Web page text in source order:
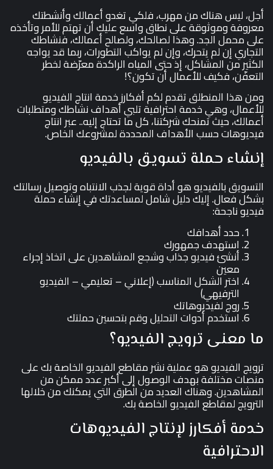
أجل، ليس هناك من مهرب، فلكي تغدو أعمالك وأنشطتك
معروفة وموثوقة على نطاق واسع عليك أن تهتم للأمر وتأخذه
على محمل الجد. وهذا لصالحك، ولصالح أعمالك، فنشاطك
التجاري إن لم يتحرك، وإن لم يواكب التطورات، ربما قد يواجه
الكثير من المشاكل، إذ حتى المياه الراكدة معرّضة لخطر
التعفّن، فكيف للأعمال أن تكون؟!
ومن هذا المنطلق تقدم لكم أفكارز خدمة انتاج الفيديو
للأعمال، وهي خدمة احترافية تلبي أهداف نشاطك ومتطلبات
أعمالك، حيث تمنحك شركتنا، كل ما تحتاج إليه.. عبر انتاج
فيديوهات حسب الأهداف المحددة لمشروعك الخاص.
إنشاء حملة تسويق بالفيديو
التسويق بالفيديو هو أداة قوية لجذب الانتباه وتوصيل رسالتك
بشكل فعال. إليك دليل شامل لمساعدتك في إنشاء حملة
فيديو ناجحة:
حدد أهدافك
استهدف جمهورك
أنشئ فيديو جذاب وشجع المشاهدين على اتخاذ إجراء
معين
اختر الشكل المناسب (إعلاني – تعليمي – الفيديو
الترفيهي)
روج لفيديوهاتك
استخدم أدوات التحليل وقم بتحسين حملتك
ما معنى ترويج الفيديو؟
ترويج الفيديو هو عملية نشر مقاطع الفيديو الخاصة بك على
منصات مختلفة بهدف الوصول إلى أكبر عدد ممكن من
المشاهدين. وهناك العديد من الطرق التي يمكنك من خلالها
الترويج لمقاطع الفيديو الخاصة بك.
خدمة أفكارز لإنتاج الفيديوهات
الاحترافية